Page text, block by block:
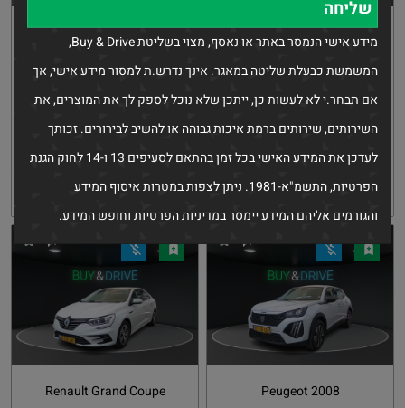
Nissan Sentra
מחיר buy and drive
69,770
₪
95,000 ₪
העתקת
Whatsapp
קבלת הצעה פרטים
Nissan X Trail
מחיר buy and drive
37,900
₪
68,000 ₪
העתקת
קישור
Whatsapp
קבלת הצעה פרטים
Peugeot 2008
Renault Grand Coupe
מידע אישי הנמסר באתר או נאסף, מצוי בשליטת Buy & Drive,
המשמשת כבעלת שליטה במאגר. אינך נדרש.ת למסור מידע אישי, אך
אם תבחר.י לא לעשות כן, ייתכן שלא נוכל לספק לך את המוצרים, את
השירותים, שירותים ברמת איכות גבוהה או להשיב לבירורים. זכותך
לעדכן את המידע האישי בכל זמן בהתאם לסעיפים 13 ו-14 לחוק הגנת
הפרטיות, התשמ"א-1981. ניתן לצפות במטרות איסוף המידע
והגורמים אליהם המידע יימסר במדיניות הפרטיות וחופש המידע.